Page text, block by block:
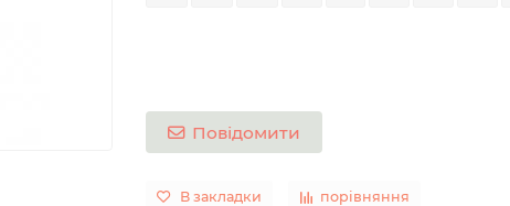
Повідомити
В закладки порівняння